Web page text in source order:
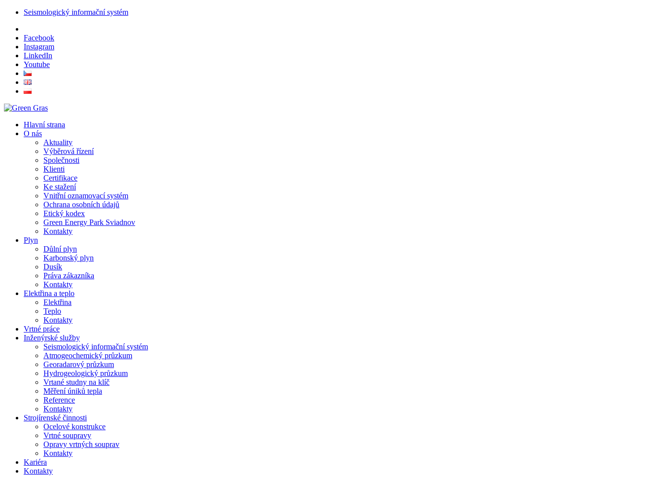
Seismologický informační systém
Facebook
Instagram
LinkedIn
Youtube
Hlavní strana
O nás
Aktuality
Výběrová řízení
Společnosti
Klienti
Certifikace
Ke stažení
Vnitřní oznamovací systém
Ochrana osobních údajů
Etický kodex
Green Energy Park Sviadnov
Kontakty
Plyn
Důlní plyn
Karbonský plyn
Dusík
Práva zákazníka
Kontakty
Elektřina a teplo
Elektřina
Teplo
Kontakty
Vrtné práce
Inženýrské služby
Seismologický informační systém
Atmogeochemický průzkum
Georadarový průzkum
Hydrogeologický průzkum
Vrtané studny na klíč
Měření úniků tepla
Reference
Kontakty
Strojírenské činnosti
Ocelové konstrukce
Vrtné soupravy
Opravy vrtných souprav
Kontakty
Kariéra
Kontakty